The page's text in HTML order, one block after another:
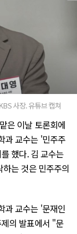
사장. 유튜브 캡쳐
은 이날 토론회에
과 교수는 '민주주
했다. 김 교수는
는 것은 민주주의
과 교수는 '문재인
의 발표에서 "문